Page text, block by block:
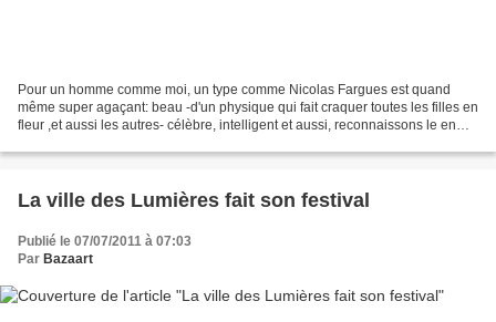
Pour un homme comme moi, un type comme Nicolas Fargues est quand
même super agaçant: beau -d'un physique qui fait craquer toutes les filles en
fleur ,et aussi les autres- célèbre, intelligent et aussi, reconnaissons le en
La ville des Lumières fait son festival
Publié le 07/07/2011 à 07:03
Par Bazaart